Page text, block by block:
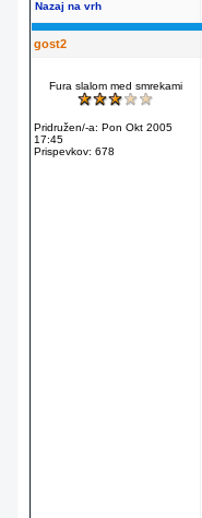
Nazaj na vrh
gost2
Fura slalom med smrekami
Pridružen/-a: Pon Okt 2005
17:45
Prispevkov: 678